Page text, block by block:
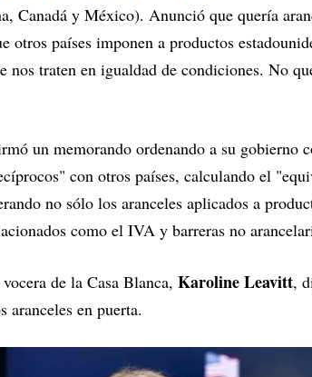
Canadá y México). Anunció que quería
otros países imponen a productos
nos traten en igualdad de condiciones. No
un memorando ordenando a su gobierno
con otros países, calculando el
no sólo los aranceles aplicados a
como el IVA y barreras no
de la Casa Blanca, Karoline Leavitt,
aranceles en puerta.